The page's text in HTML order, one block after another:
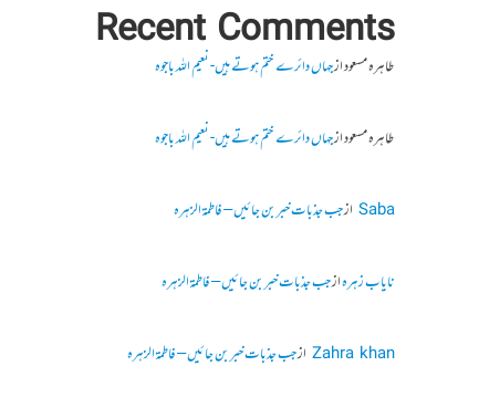
Recent Comments
طاہرہ مسعودازجہاں دائرے ختم ہوتے ہیں- نعیم اللہ باجوہ
طاہرہ مسعودازجہاں دائرے ختم ہوتے ہیں- نعیم اللہ باجوہ
Sabaازجب جذبات خبر بن جائیں – فاطمۃالزہرہ
نایاب زہرہازجب جذبات خبر بن جائیں – فاطمۃالزہرہ
Zahra khanازجب جذبات خبر بن جائیں – فاطمۃالزہرہ